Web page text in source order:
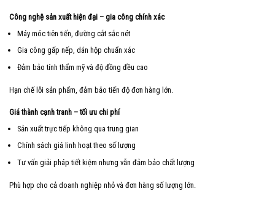
Công nghệ sản xuất hiện đại – gia công chính xác
Máy móc tiên tiến, đường cắt sắc nét
Gia công gấp nếp, dán hộp chuẩn xác
Đảm bảo tính thẩm mỹ và độ đồng đều cao
Hạn chế lỗi sản phẩm, đảm bảo tiến độ đơn hàng lớn.
Giá thành cạnh tranh – tối ưu chi phí
Sản xuất trực tiếp không qua trung gian
Chính sách giá linh hoạt theo số lượng
Tư vấn giải pháp tiết kiệm nhưng vẫn đảm bảo chất lượng
Phù hợp cho cả doanh nghiệp nhỏ và đơn hàng số lượng lớn.